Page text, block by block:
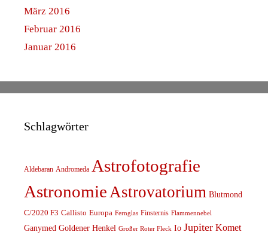
März 2016
Februar 2016
Januar 2016
Schlagwörter
Aldebaran Andromeda Astrofotografie
AstronomieAstrovatorium Blutmond
C/2020 F3 Callisto Europa Fernglas Finsternis Flammennebel
Ganymed Goldener Henkel Großer Roter Fleck Io Jupiter Komet